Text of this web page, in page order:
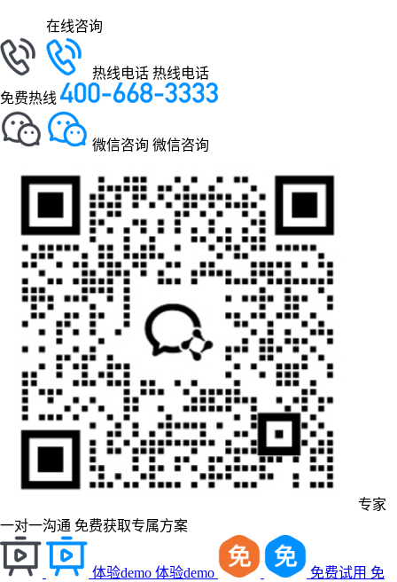
在线咨询
热线电话 热线电话
免费热线
微信咨询 微信咨询
专家
一对一沟通 免费获取专属方案
体验demo 体验demo 免费试用 免